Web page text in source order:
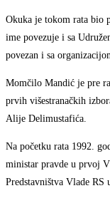
Okuka je tokom rata bio
ime povezuje i sa
povezan i sa
Momčilo Mandić je pre
prvih višestranačkih
Alije Delimustafića.
Na početku rata 1992.
ministar pravde u prvoj
Predstavništva Vlade RS